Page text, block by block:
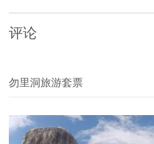
评论
勿里洞旅游套票